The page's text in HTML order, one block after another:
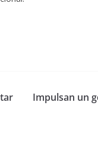
Impulsan un